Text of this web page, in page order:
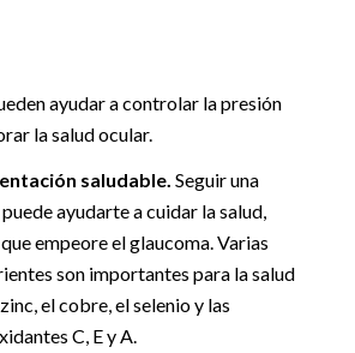
ayudar a controlar la presión
la salud ocular.
saludable. Seguir una
ayudarte a cuidar la salud,
empeore el glaucoma. Varias
son importantes para la salud
el cobre, el selenio y las
C, E y A.